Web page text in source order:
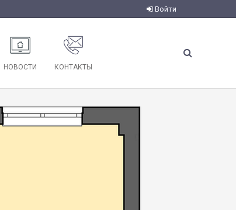
Войти
НОВОСТИ КОНТАКТЫ